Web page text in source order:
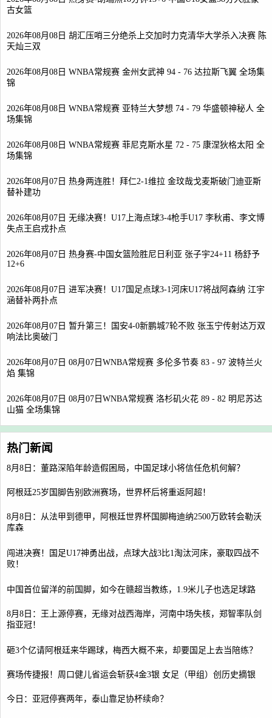
古女篮
2026年08月08日 胡汇压哨三分绝杀上交加时力克清华大学杀入决赛 陈
天灿三双
2026年08月08日 WNBA常规赛 金州女武神 94 - 76 达拉斯飞翼 全场集
锦
2026年08月08日 WNBA常规赛 亚特兰大梦想 74 - 79 华盛顿神秘人 全
场集锦
2026年08月08日 WNBA常规赛 菲尼克斯水星 72 - 75 康涅狄格太阳 全
场集锦
2026年08月07日 热身两连胜！拜仁2-1维拉 金玟哉戈麦斯破门迪亚斯
替补建功
2026年08月07日 无缘决赛！U17上海点球3-4枪手U17 李秋甫、李文博
失点王启戎扑点
2026年08月07日 热身赛-中国女篮险胜尼日利亚 张子宇24+11 杨舒予
12+6
2026年08月07日 进军决赛！U17国足点球3-1河床U17将战阿森纳 江宇
涵替补两扑点
2026年08月07日 暂升第三！国安4-0新鹏城7轮不败 张玉宁传射达万双
响法比奥破门
2026年08月07日 08月07日WNBA常规赛 多伦多节奏 83 - 97 波特兰火
焰 集锦
2026年08月07日 08月07日WNBA常规赛 洛杉矶火花 89 - 82 明尼苏达
山猫 全场集锦
热门新闻
8月8日：董路深陷年龄造假困局，中国足球小将信任危机何解？
阿根廷25岁国脚告别欧洲赛场，世界杯后将重返阿超！
8月8日：从法甲到德甲，阿根廷世界杯国脚梅迪纳2500万欧转会勒沃
库森
闯进决赛！国足U17神勇出战，点球大战3比1淘汰河床，豪取四战不
败！
中国首位留洋的前国脚，如今在赣超当教练，1.9米儿子也选足球路
8月8日：王上源停赛，无缘对战西海岸，河南中场失核，郑智率队剑
指亚冠！
砸3个亿请阿根廷来华踢球，梅西大概不来，却要国足上去当陪练？
赛场传捷报！周口健儿省运会斩获4金3银 女足（甲组）创历史摘银
今日：亚冠停赛两年，泰山靠足协杯续命？